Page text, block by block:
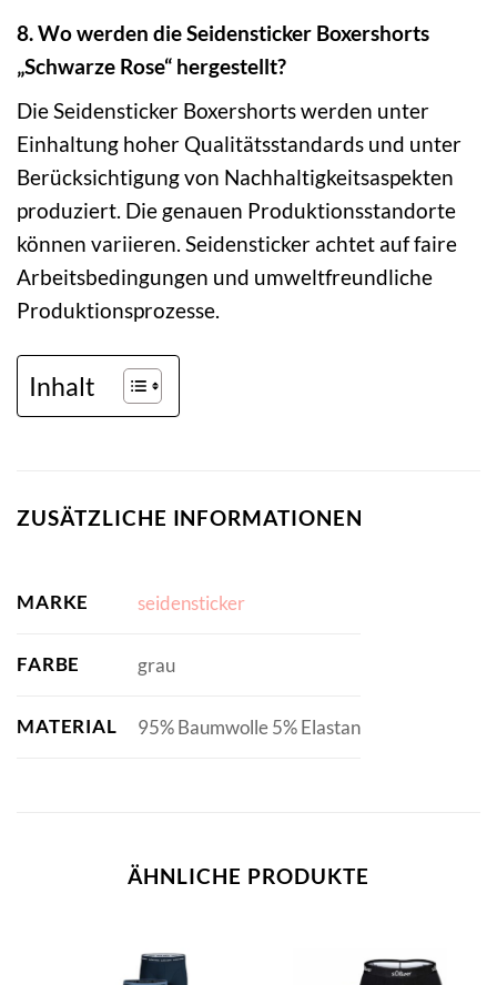
8. Wo werden die Seidensticker Boxershorts
„Schwarze Rose“ hergestellt?
Die Seidensticker Boxershorts werden unter
Einhaltung hoher Qualitätsstandards und unter
Berücksichtigung von Nachhaltigkeitsaspekten
produziert. Die genauen Produktionsstandorte
können variieren. Seidensticker achtet auf faire
Arbeitsbedingungen und umweltfreundliche
Produktionsprozesse.
Inhalt
ZUSÄTZLICHE INFORMATIONEN
MARKE seidensticker
FARBE grau
MATERIAL 95% Baumwolle 5% Elastan
ÄHNLICHE PRODUKTE